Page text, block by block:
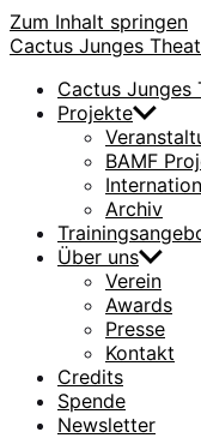
Zum Inhalt springen
Cactus Junges
Cactus Junges
Projekte
BAMF
Archiv
Über uns
Verein
Awards
Presse
Kontakt
Credits
Spende
Newsletter